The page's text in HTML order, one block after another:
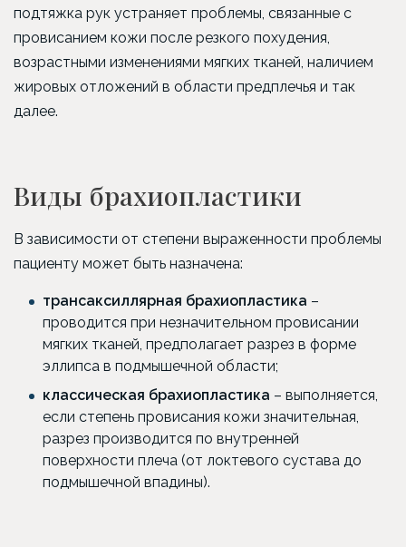
подтяжка рук устраняет проблемы, связанные с
провисанием кожи после резкого похудения,
возрастными изменениями мягких тканей, наличием
жировых отложений в области предплечья и так
далее.
Виды брахиопластики
В зависимости от степени выраженности проблемы
пациенту может быть назначена:
трансаксиллярная брахиопластика –
проводится при незначительном провисании
мягких тканей, предполагает разрез в форме
эллипса в подмышечной области;
классическая брахиопластика – выполняется,
если степень провисания кожи значительная,
разрез производится по внутренней
поверхности плеча (от локтевого сустава до
подмышечной впадины).